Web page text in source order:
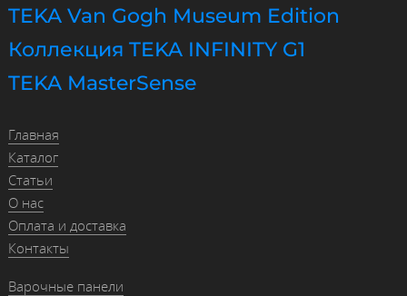
TEKA Van Gogh Museum Edition
Коллекция TEKA INFINITY G1
TEKA MasterSense
Главная
Каталог
Статьи
О нас
Оплата и доставка
Контакты
Варочные панели